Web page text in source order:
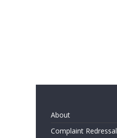
About
Complaint Redressal